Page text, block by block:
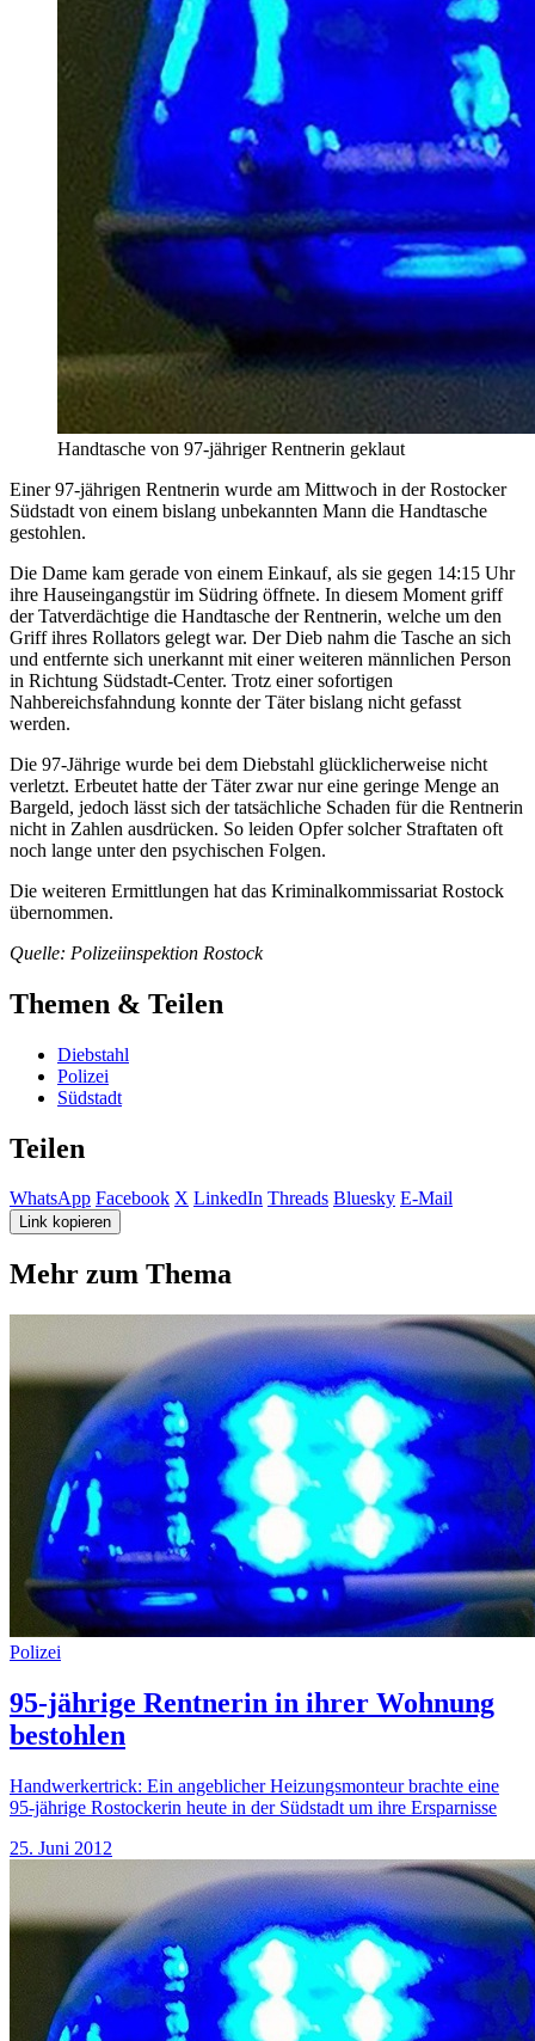
Handtasche von 97-jähriger Rentnerin geklaut
Einer 97-jährigen Rentnerin wurde am Mittwoch in der Rostocker
Südstadt von einem bislang unbekannten Mann die Handtasche
gestohlen.
Die Dame kam gerade von einem Einkauf, als sie gegen 14:15 Uhr
ihre Hauseingangstür im Südring öffnete. In diesem Moment griff
der Tatverdächtige die Handtasche der Rentnerin, welche um den
Griff ihres Rollators gelegt war. Der Dieb nahm die Tasche an sich
und entfernte sich unerkannt mit einer weiteren männlichen Person
in Richtung Südstadt-Center. Trotz einer sofortigen
Nahbereichsfahndung konnte der Täter bislang nicht gefasst
werden.
Die 97-Jährige wurde bei dem Diebstahl glücklicherweise nicht
verletzt. Erbeutet hatte der Täter zwar nur eine geringe Menge an
Bargeld, jedoch lässt sich der tatsächliche Schaden für die Rentnerin
nicht in Zahlen ausdrücken. So leiden Opfer solcher Straftaten oft
noch lange unter den psychischen Folgen.
Die weiteren Ermittlungen hat das Kriminalkommissariat Rostock
übernommen.
Quelle: Polizeiinspektion Rostock
Themen & Teilen
Diebstahl
Polizei
Südstadt
Teilen
WhatsApp Facebook X LinkedIn Threads Bluesky E-Mail
Link kopieren
Mehr zum Thema
Polizei
95-jährige Rentnerin in ihrer Wohnung
bestohlen
Handwerkertrick: Ein angeblicher Heizungsmonteur brachte eine
95-jährige Rostockerin heute in der Südstadt um ihre Ersparnisse
25. Juni 2012